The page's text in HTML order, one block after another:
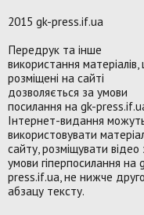
2015 gk-press.if.ua
Передрук та інше
використання матеріалів,
розміщені на сайті
дозволяється за умови
посилання на gk-
Інтернет-видання
використовувати
сайту, розміщувати відео
умови гіперпосилання на
press.if.ua, не нижче
абзацу тексту.